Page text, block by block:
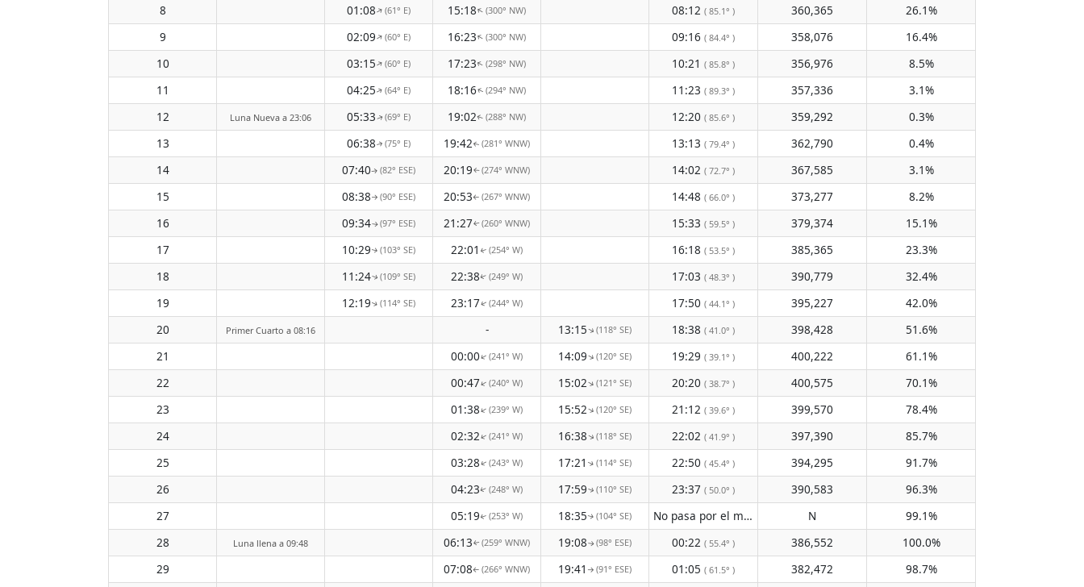
8
01:08↑(61° E) 15:18↑(300° NW) 08:12 ( 85.1° ) 360,365
26.1%
9
02:09↑(60° E) 16:23↑(300° NW) 09:16 ( 84.4° ) 358,076
16.4%
10
03:15↑(60° E) 17:23↑(298° NW) 10:21 ( 85.8° ) 356,976
8.5%
11
04:25↑(64° E) 18:16↑(294° NW) 11:23 ( 89.3° ) 357,336
3.1%
12
Luna Nueva a 23:06 05:33↑(69° E) 19:02↑(288° NW) 12:20 ( 85.6° ) 359,292
0.3%
13
06:38↑(75° E) 19:42↑(281° WNW) 13:13 ( 79.4° ) 362,790
0.4%
14
07:40↑(82° ESE) 20:19↑(274° WNW) 14:02 ( 72.7° ) 367,585
3.1%
15
08:38↑ (90° ESE) 20:53↑(267° WNW) 14:48 ( 66.0° ) 373,277
8.2%
16
09:34↑(97° ESE) 21:27↑(260° WNW) 15:33 ( 59.5° ) 379,374
15.1%
17
10:29↑(103° SE) 22:01 ↑(254° W) 16:18 ( 53.5° ) 385,365
23.3%
18
11:24↑(109° SE) 22:38↑(249° W) 17:03 ( 48.3° ) 390,779
32.4%
19
12:19↑(114° SE) 23:17↑(244° W) 17:50 ( 44.1° ) 395,227
42.0%
20
Primer Cuarto a 08:16 - 13:15↑(118° SE) 18:38 ( 41.0° ) 398,428
51.6%
21
00:00↑(241° W) 14:09↑(120° SE) 19:29 ( 39.1° ) 400,222
61.1%
22
00:47↑(240° W) 15:02↑(121° SE) 20:20 ( 38.7° ) 400,575
70.1%
23
01:38↑(239° W) 15:52↑(120° SE) 21:12 ( 39.6° ) 399,570
78.4%
24
02:32↑(241° W) 16:38↑(118° SE) 22:02 ( 41.9° ) 397,390
85.7%
25
03:28↑(243° W) 17:21 ↑(114° SE) 22:50 ( 45.4° ) 394,295
91.7%
26
04:23↑(248° W) 17:59↑(110° SE) 23:37 ( 50.0° ) 390,583
96.3%
27
05:19↑(253° W) 18:35↑(104° SE) No pasa por el meridiano N
99.1%
28
Luna llena a 09:48 06:13↑(259° WNW) 19:08↑(98° ESE) 00:22 ( 55.4° ) 386,552
100.0%
29
07:08↑(266° WNW) 19:41 ↑(91° ESE) 01:05 ( 61.5° ) 382,472
98.7%